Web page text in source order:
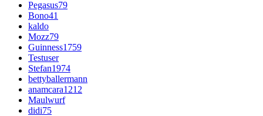
Pegasus79
Bono41
kaldo
Mozz79
Guinness1759
Testuser
Stefan1974
bettyballermann
anamcara1212
Maulwurf
didi75